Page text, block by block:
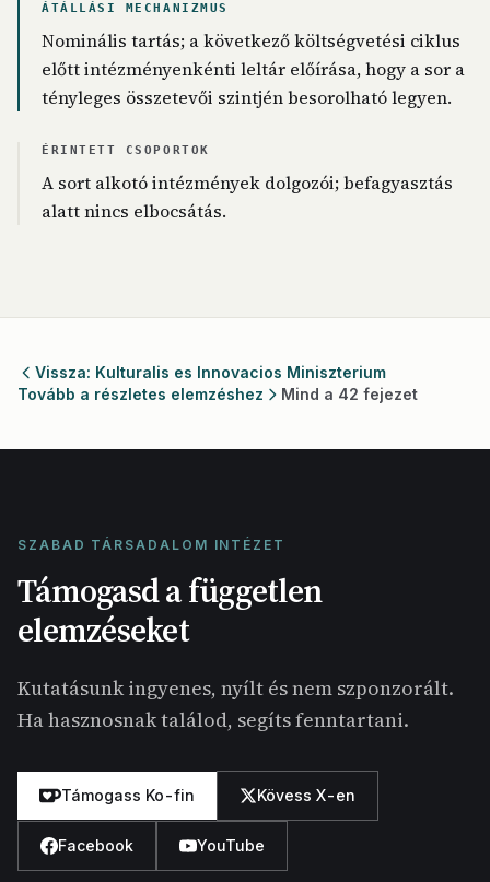
ÁTÁLLÁSI MECHANIZMUS
Nominális tartás; a következő költségvetési ciklus
előtt intézményenkénti leltár előírása, hogy a sor a
tényleges összetevői szintjén besorolható legyen.
ÉRINTETT CSOPORTOK
A sort alkotó intézmények dolgozói; befagyasztás
alatt nincs elbocsátás.
Vissza: Kulturalis es Innovacios Miniszterium
Tovább a részletes elemzéshez
Mind a 42 fejezet
SZABAD TÁRSADALOM INTÉZET
Támogasd a független
elemzéseket
Kutatásunk ingyenes, nyílt és nem szponzorált.
Ha hasznosnak találod, segíts fenntartani.
Támogass Ko-fin Kövess X-en
Facebook YouTube